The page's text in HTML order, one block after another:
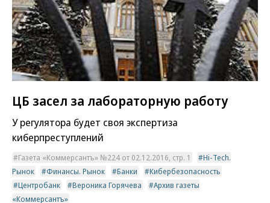
ЦБ засел за лабораторную работу
У регулятора будет своя экспертиза
киберпреступлений
Газета «Коммерсантъ» №224 от 02.12.2016, стр. 1
Hi-Tech.
Рынок
Финансы. Рынок Банки
Кибербезопасность
Центробанк
Вероника Горячева
Архив газеты
«Коммерсантъ»